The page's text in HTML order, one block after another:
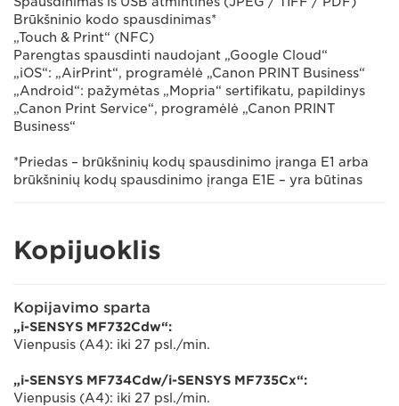
Brūkšninio kodo spausdinimas*
„Touch & Print“ (NFC)
Parengtas spausdinti naudojant „Google Cloud“
„iOS“: „AirPrint“, programėlė „Canon PRINT Business“
„Android“: pažymėtas „Mopria“ sertifikatu, papildinys
„Canon Print Service“, programėlė „Canon PRINT
Business“
*Priedas – brūkšninių kodų spausdinimo įranga E1 arba
brūkšninių kodų spausdinimo įranga E1E – yra būtinas
Kopijuoklis
Kopijavimo sparta
„i-SENSYS MF732Cdw“:
Vienpusis (A4): iki 27 psl./min.
„i-SENSYS MF734Cdw/i-SENSYS MF735Cx“:
Vienpusis (A4): iki 27 psl./min.